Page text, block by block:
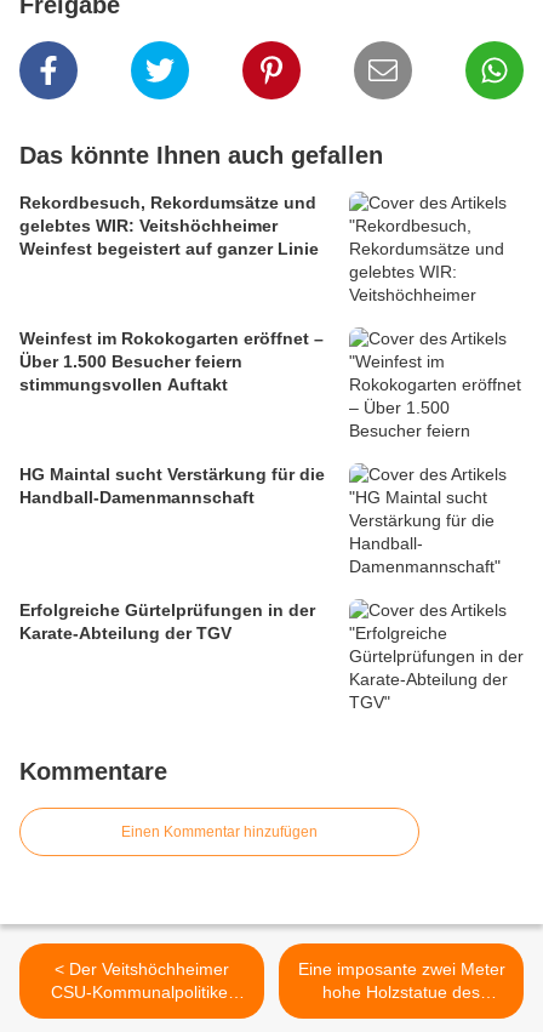
Das könnte Ihnen auch gefallen
Rekordbesuch, Rekordumsätze und
gelebtes WIR: Veitshöchheimer
Weinfest begeistert auf ganzer Linie
Weinfest im Rokokogarten eröffnet –
Über 1.500 Besucher feiern
stimmungsvollen Auftakt
HG Maintal sucht Verstärkung für die
Handball-Damenmannschaft
Erfolgreiche Gürtelprüfungen in der
Karate-Abteilung der TGV
Kommentare
Einen Kommentar hinzufügen
< Der Veitshöchheimer
CSU-Kommunalpolitiker
Erich Steppert feiert heute
Eine imposante zwei Meter
hohe Holzstatue des
Heiligen Jakobus ziert nun